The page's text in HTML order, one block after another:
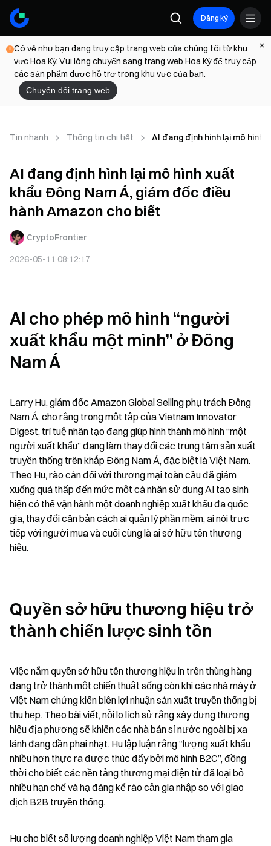
Đăng ký
Có vẻ như bạn đang truy cập trang web của chúng tôi từ khu
vực Hoa Kỳ. Vui lòng chuyển sang trang web Hoa Kỳ để truy cập
các sản phẩm được hỗ trợ trong khu vực của bạn.
Chuyển đổi trang web
Tin nhanh Thông tin chi tiết AI đang định hình lại mô hình
AI đang định hình lại mô hình xuất
khẩu Đông Nam Á, giám đốc điều
hành Amazon cho biết
CryptoFrontier
2026-05-11 08:12:17
AI cho phép mô hình “người
xuất khẩu một mình” ở Đông
Nam Á
Larry Hu, giám đốc Amazon Global Selling phụ trách Đông
Nam Á, cho rằng trong một tập của Vietnam Innovator
Digest, trí tuệ nhân tạo đang giúp hình thành mô hình “một
người xuất khẩu” đang làm thay đổi các trung tâm sản xuất
truyền thống trên khắp Đông Nam Á, đặc biệt là Việt Nam.
Theo Hu, rào cản đối với thương mại toàn cầu đã giảm
xuống quá thấp đến mức một cá nhân sử dụng AI tạo sinh
hiện có thể vận hành một doanh nghiệp xuất khẩu đa quốc
gia, thay đổi căn bản cách ai quản lý phần mềm, ai nói trực
tiếp với người mua và cuối cùng là ai sở hữu tên thương
hiệu.
Quyền sở hữu thương hiệu trở
thành chiến lược sinh tồn
Việc nắm quyền sở hữu tên thương hiệu in trên thùng hàng
đang trở thành một chiến thuật sống còn khi các nhà máy ở
Việt Nam chứng kiến biên lợi nhuận sản xuất truyền thống bị
thu hẹp. Theo bài viết, nỗi lo lịch sử rằng xây dựng thương
hiệu địa phương sẽ khiến các nhà bán sỉ nước ngoài bị xa
lánh đang dần phai nhạt. Hu lập luận rằng “lượng xuất khẩu
nhiều hơn thực ra được thúc đẩy bởi mô hình B2C”, đồng
thời cho biết các nền tảng thương mại điện tử đã loại bỏ
nhiều hạn chế và hạ đáng kể rào cản gia nhập so với giao
dịch B2B truyền thống.
Hu cho biết số lượng doanh nghiệp Việt Nam tham gia